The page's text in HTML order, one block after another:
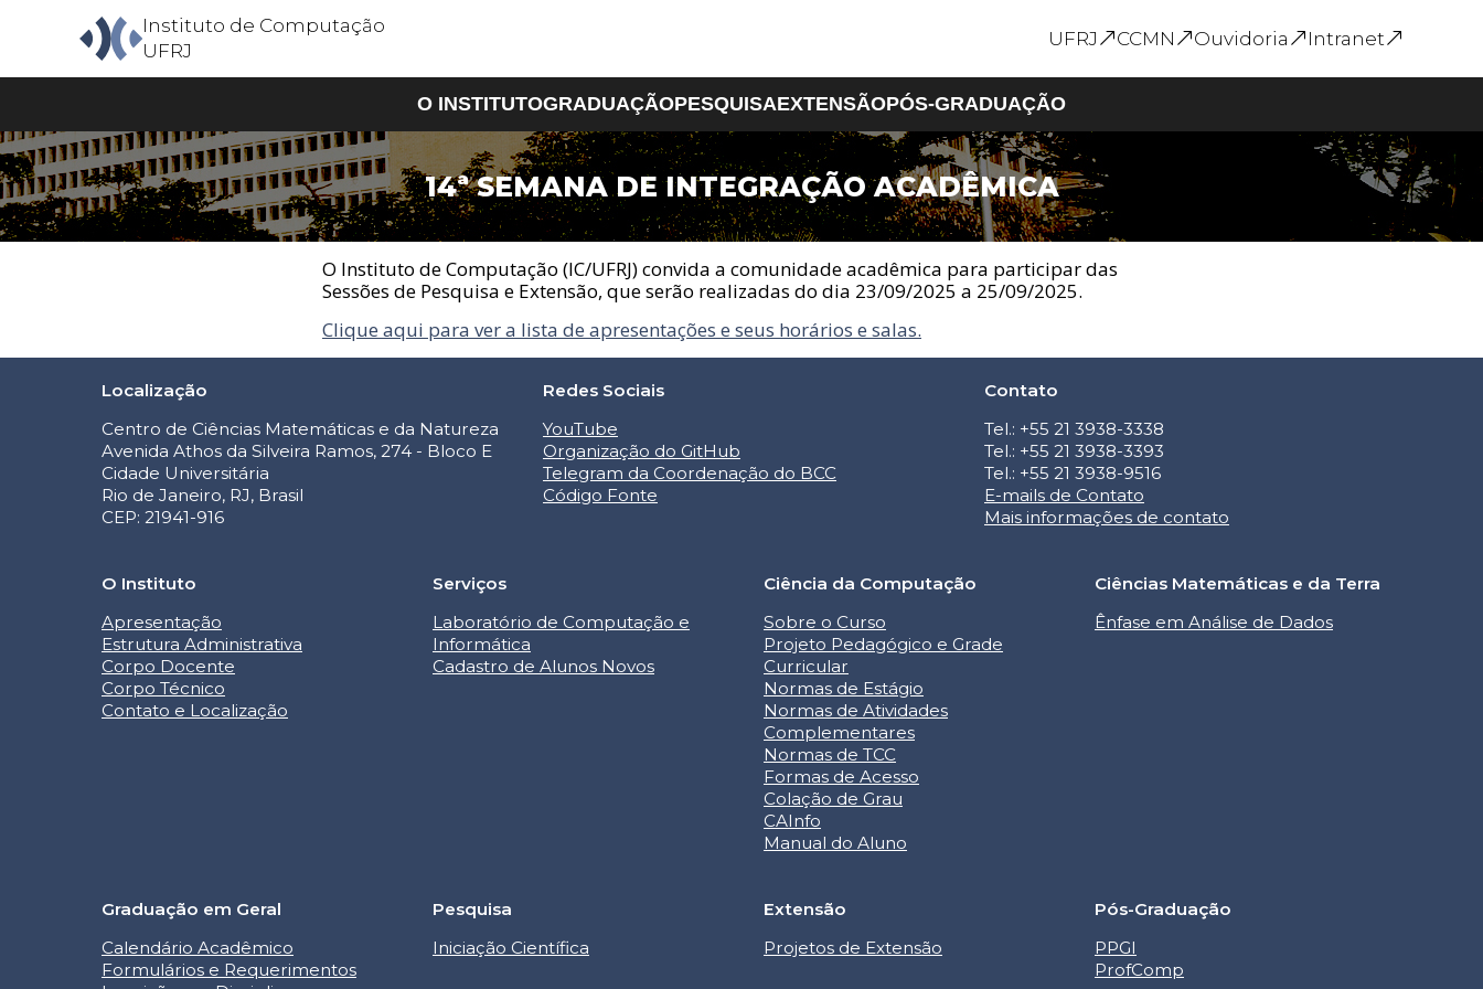
Instituto de Computação
UFRJ
O INSTITUTO
O Instituto
Apresentação
Estrutura Administrativa
Corpo Docente
Corpo Técnico
Contato e Localização
Serviços
Laboratório de
Computação e
Informática
Cadastro de Alunos Novos
GRADUAÇÃO
Ciência da
Computação
Sobre o Curso
Projeto Pedagógico e
Grade Curricular
Normas de Estágio
Normas de TCC
Colação de Grau
CAInfo
Manual do Aluno
Ciências Matemáticas
e da Terra
Ênfase em Análise de
Dados
Graduação em Geral
Calendário Acadêmico
Formulários e
Requerimentos
Inscrição em
Internacional
PESQUISA
Iniciação Científica
EXTENSÃO
Projetos de Extensão
PÓS-GRADUAÇÃO
PPGI
ProfComp
UFRJ CCMN Ouvidoria Intranet
14ª SEMANA DE INTEGRAÇÃO ACADÊMICA
O Instituto de Computação (IC/UFRJ) convida a comunidade acadêmica para participar das
Sessões de Pesquisa e Extensão, que serão realizadas do dia 23/09/2025 a 25/09/2025.
Clique aqui para ver a lista de apresentações e seus horários e salas.
Localização
Centro de Ciências Matemáticas e da Natureza
Avenida Athos da Silveira Ramos, 274 - Bloco E
Cidade Universitária
Rio de Janeiro, RJ, Brasil
CEP: 21941-916
Redes Sociais
YouTube
Organização do GitHub
Telegram da Coordenação do BCC
Código Fonte
Contato
Tel.: +55 21 3938-3338
Tel.: +55 21 3938-3393
Tel.: +55 21 3938-9516
E-mails de Contato
Mais informações de contato
O Instituto
Apresentação
Estrutura Administrativa
Corpo Docente
Corpo Técnico
Contato e Localização
Serviços
Laboratório de Computação e
Informática
Cadastro de Alunos Novos
Ciência da Computação
Sobre o Curso
Projeto Pedagógico e Grade
Curricular
Normas de Estágio
Normas de Atividades
Complementares
Normas de TCC
Formas de Acesso
Colação de Grau
CAInfo
Manual do Aluno
Ciências Matemáticas e da Terra
Ênfase em Análise de Dados
Graduação em Geral
Calendário Acadêmico
Formulários e Requerimentos
Pesquisa
Iniciação Científica
Extensão
Projetos de Extensão
Pós-Graduação
PPGI
ProfComp